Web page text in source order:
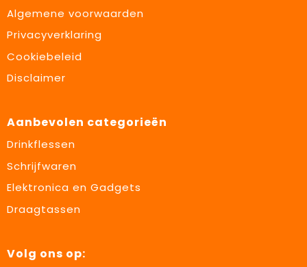
Algemene voorwaarden
Privacyverklaring
Cookiebeleid
Disclaimer
Aanbevolen categorieën
Drinkflessen
Schrijfwaren
Elektronica en Gadgets
Draagtassen
Volg ons op: